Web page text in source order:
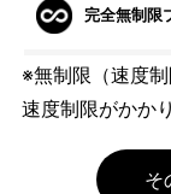
完全無制限
※無制限（速度
速度制限がかか
そ